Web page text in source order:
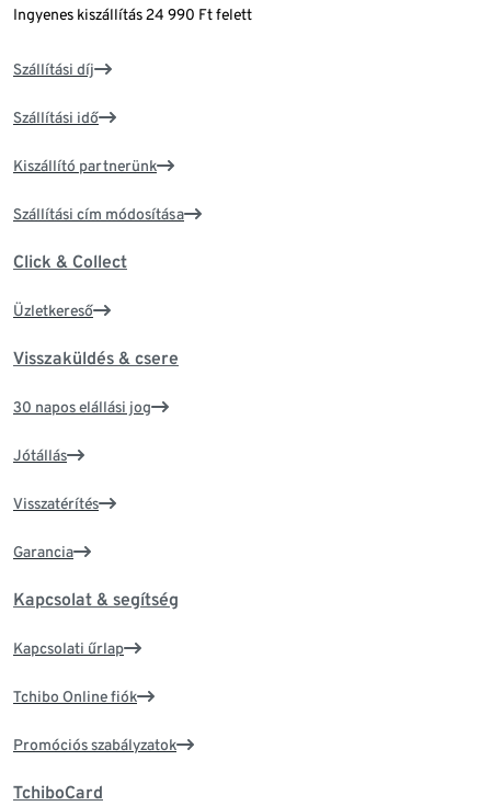
Ingyenes kiszállítás 24 990 Ft felett
Szállítási díj
Szállítási idő
Kiszállító partnerünk
Szállítási cím módosítása
Click & Collect
Üzletkereső
Visszaküldés & csere
30 napos elállási jog
Jótállás
Visszatérítés
Garancia
Kapcsolat & segítség
Kapcsolati űrlap
Tchibo Online fiók
Promóciós szabályzatok
TchiboCard